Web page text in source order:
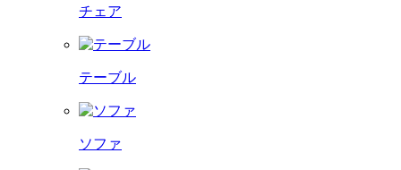
チェア
テーブル
ソファ